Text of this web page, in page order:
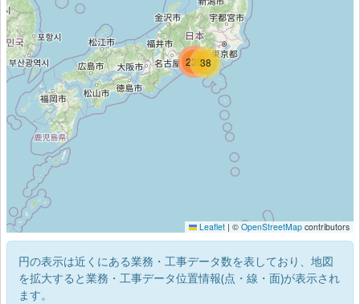
38
271
239
Leaflet | © OpenStreetMap contributors
円の表示は近くにある業務・工事データ数を表しており、地図
を拡大すると業務・工事データ位置情報(点・線・面)が表示され
ます。